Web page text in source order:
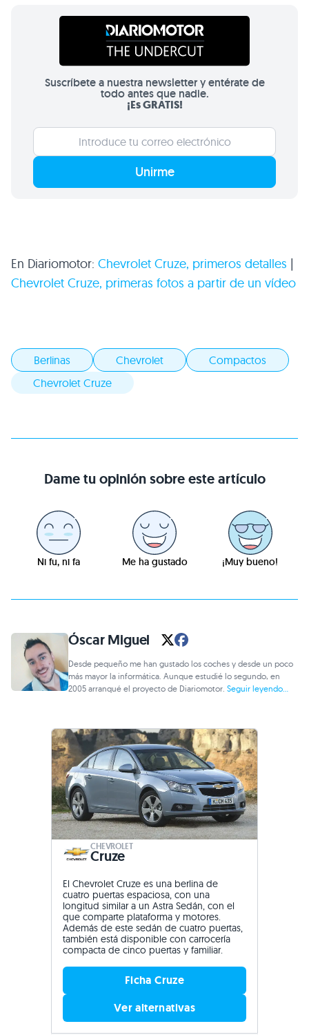
Suscríbete a nuestra newsletter y entérate de
todo antes que nadie.
¡Es GRATIS!
Unirme
En Diariomotor: Chevrolet Cruze, primeros detalles |
Chevrolet Cruze, primeras fotos a partir de un vídeo
Berlinas Chevrolet
Compactos
Chevrolet Cruze
Dame tu opinión sobre este artículo
Ni fu, ni fa Me ha gustado ¡Muy bueno!
Óscar Miguel
Desde pequeño me han gustado los coches y desde un poco
más mayor la informática. Aunque estudié lo segundo, en
2005 arranqué el proyecto de Diariomotor.Seguir leyendo...
CHEVROLET
Cruze
El Chevrolet Cruze es una berlina de
cuatro puertas espaciosa, con una
longitud similar a un Astra Sedán, con el
que comparte plataforma y motores.
Además de este sedán de cuatro puertas,
también está disponible con carrocería
compacta de cinco puertas y familiar.
Ficha Cruze
Ver alternativas